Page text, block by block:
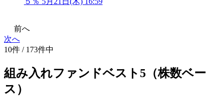
前へ
次へ
10件 / 173件中
組み入れファンドベスト5（株数ベー
ス）